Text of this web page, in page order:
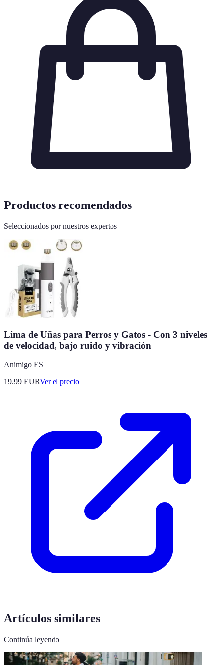
Productos recomendados
Seleccionados por nuestros expertos
Lima de Uñas para Perros y Gatos - Con 3 niveles
de velocidad, bajo ruido y vibración
Animigo ES
19.99 EURVer el precio
Artículos similares
Continúa leyendo